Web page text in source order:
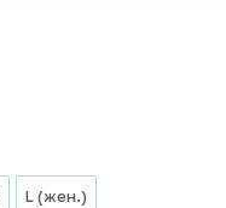
L (жен.)